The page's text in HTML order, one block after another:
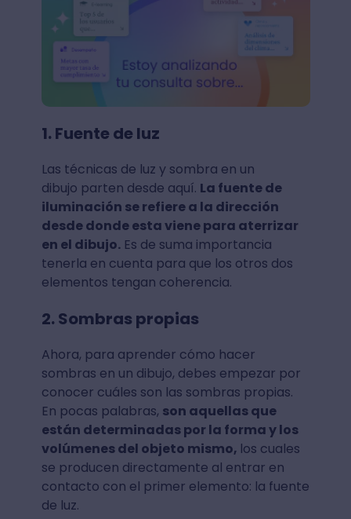
1. Fuente de luz
Las técnicas de luz y sombra en un
dibujo parten desde aquí. La fuente de
iluminación se refiere a la dirección
desde donde esta viene para aterrizar
en el dibujo.Es de suma importancia
tenerla en cuenta para que los otros dos
elementos tengan coherencia.
2. Sombras propias
Ahora, para aprender cómo hacer
sombras en un dibujo, debes empezar por
conocer cuáles son las sombras propias.
En pocas palabras, son aquellas que
están determinadas por la forma y los
volúmenes del objeto mismo, los cuales
se producen directamente al entrar en
contacto con el primer elemento: la fuente
de luz.